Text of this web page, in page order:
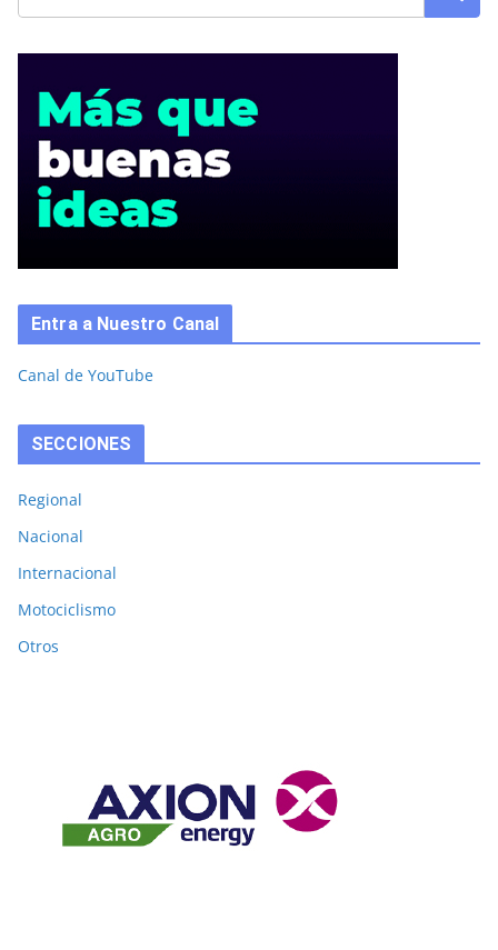
Entra a Nuestro Canal
Canal de YouTube
SECCIONES
Regional
Nacional
Internacional
Motociclismo
Otros